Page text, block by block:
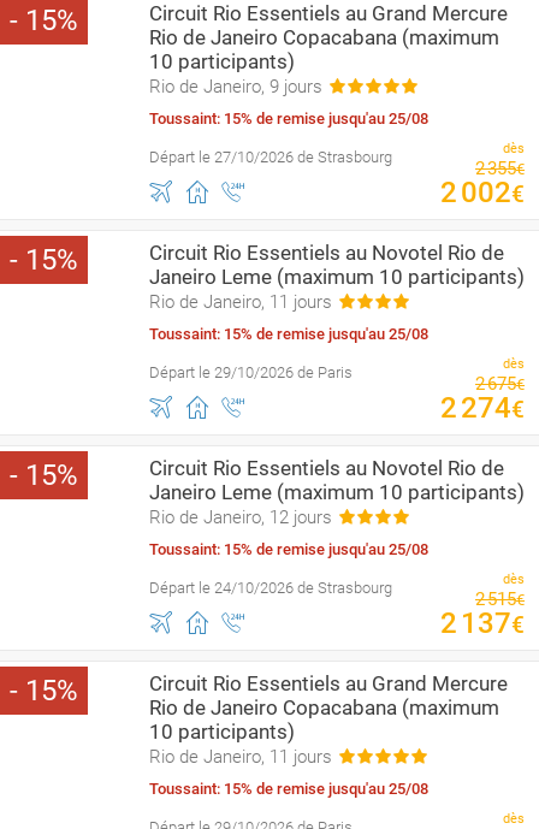
15
Circuit Rio Essentiels au Grand Mercure
Rio de Janeiro Copacabana (maximum
10 participants)
Rio de Janeiro, 9 jours
Toussaint: 15% de remise jusqu'au 25/08
Départ le 27/10/2026 de Strasbourg dès
2355€
2002€
15
Circuit Rio Essentiels au Novotel Rio de
Janeiro Leme (maximum 10 participants)
Rio de Janeiro, 11 jours
Toussaint: 15% de remise jusqu'au 25/08
Départ le 29/10/2026 de Paris dès
2675€
2274€
15
Circuit Rio Essentiels au Novotel Rio de
Janeiro Leme (maximum 10 participants)
Rio de Janeiro, 12 jours
Toussaint: 15% de remise jusqu'au 25/08
Départ le 24/10/2026 de Strasbourg dès
2515€
2 137€
15
Circuit Rio Essentiels au Grand Mercure
Rio de Janeiro Copacabana (maximum
10 participants)
Rio de Janeiro, 11 jours
Toussaint: 15% de remise jusqu'au 25/08
dès